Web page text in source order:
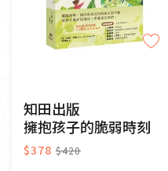
知田出版
擁抱孩子的脆弱時刻
$378 $420